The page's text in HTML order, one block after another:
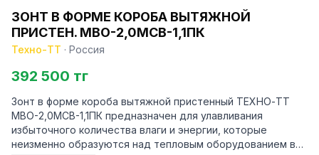
ЗОНТ В ФОРМЕ КОРОБА ВЫТЯЖНОЙ
ПРИСТЕН. МВО-2,0МСВ-1,1ПК
Техно-ТТ · Россия
392 500 тг
Зонт в форме короба вытяжной пристенный ТЕХНО-ТТ
МВО-2,0МСВ-1,1ПК предназначен для улавливания
избыточного количества влаги и энергии, которые
неизменно образуются над тепловым оборудованием в